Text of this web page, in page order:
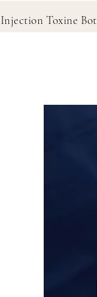
Toxine